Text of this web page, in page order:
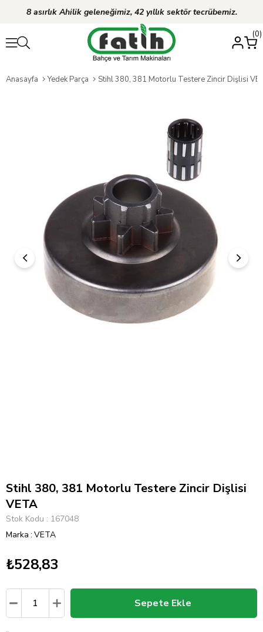
8 asırlık Ahilik geleneğimiz, 42 yıllık sektör tecrübemiz.
0
Anasayfa Yedek Parça Stihl 380, 381 Motorlu Testere Zincir Dişlisi
Stihl 380, 381 Motorlu Testere Zincir Dişlisi
VETA
Stok Kodu
167048
Marka : VETA
₺528,83